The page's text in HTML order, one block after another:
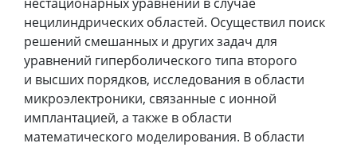
нецилиндрических областей. Осуществил поиск
решений смешанных и других задач для
уравнений гиперболического типа второго
и высших порядков, исследования в области
микроэлектроники, связанные с ионной
имплантацией, а также в области
математического моделирования. В области